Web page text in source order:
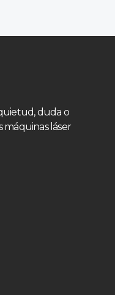
duda o
máquinas láser